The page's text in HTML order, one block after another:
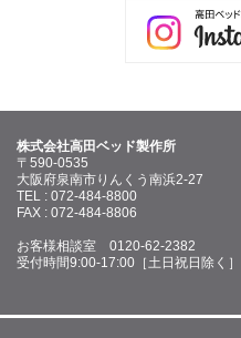
株式会社高田ベッド製作所
〒590-0535
大阪府泉南市りんくう南浜2-27
TEL : 072-484-8800
FAX : 072-484-8806
お客様相談室 0120-62-2382
受付時間9:00-17:00［土日祝日除く］